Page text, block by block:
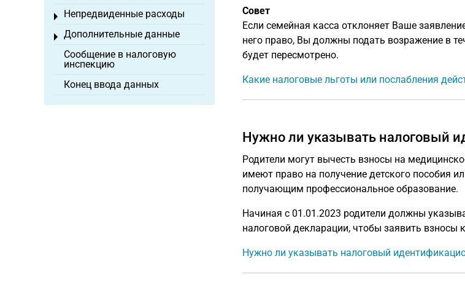
Совет
Если семейная касса отклоняет Ваше
него право, Вы должны подать возражение в
будет пересмотрено.
Какие налоговые льготы или послабления
Нужно ли указывать налоговый
Родители могут вычесть взносы на
имеют право на получение детского пособия
получающим профессиональное образование.
Начиная с 01.01.2023 родители должны
налоговой декларации, чтобы заявить взносы
Нужно ли указывать налоговый
Непредвиденные расходы
Toggle menu
Дополнительные данные
Toggle menu
Сообщение в налоговую
инспекцию
Конец ввода данных